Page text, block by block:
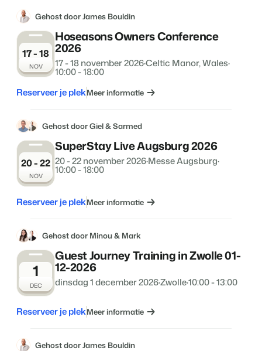
Gehost door James Bouldin
17 - 18
NOV
Hoseasons Owners Conference
2026
17 - 18 november 2026·Celtic Manor, Wales·
10:00 - 18:00
Reserveer je plekMeer informatie
Gehost door Giel & Sarmed
20 - 22
NOV
SuperStay Live Augsburg 2026
20 - 22 november 2026·Messe Augsburg·
10:00 - 18:00
Reserveer je plekMeer informatie
Gehost door Minou & Mark
1
DEC
Guest Journey Training in Zwolle 01-
12-2026
dinsdag 1 december 2026·Zwolle·10:00 - 13:00
Reserveer je plekMeer informatie
Gehost door James Bouldin